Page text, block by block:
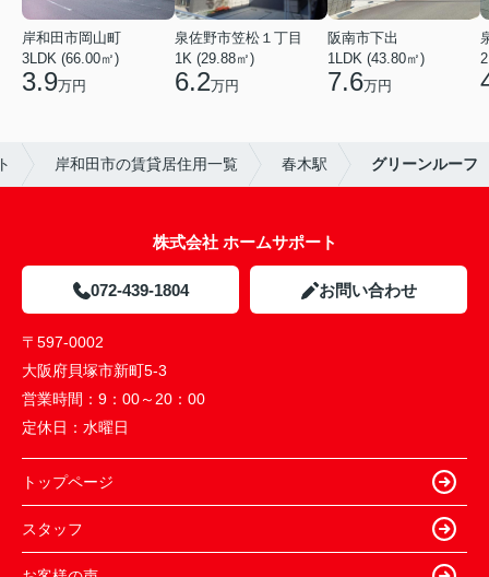
岸和田市岡山町
3LDK (66.00㎡)
3.9万円
泉佐野市笠松１丁目
1K (29.88㎡)
6.2万円
阪南市下出
1LDK (43.80㎡)
7.6万円
岸和田市の賃貸居住用一覧 春木駅 グリーンルーフ
株式会社 ホームサポート
072-439-1804 お問い合わせ
〒597-0002
大阪府貝塚市新町5-3
営業時間： 9：00～20：00
定休日： 水曜日
トップページ
スタッフ